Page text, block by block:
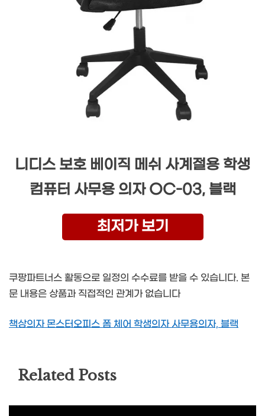
니디스 보호 베이직 메쉬 사계절용 학생
컴퓨터 사무용 의자 OC-03, 블랙
최저가 보기
쿠팡파트너스 활동으로 일정의 수수료를 받을 수 있습니다. 본
문 내용은 상품과 직접적인 관계가 없습니다
책상의자 몬스터오피스 폼 체어 학생의자 사무용의자, 블랙
Related Posts